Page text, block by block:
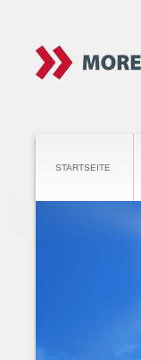
STARTSEITE